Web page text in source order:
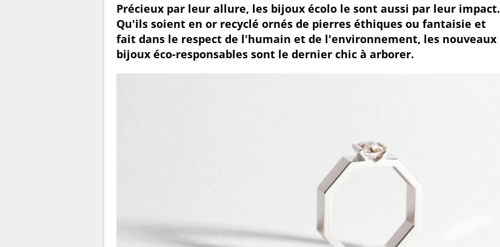
Précieux par leur allure, les bijoux écolo le sont aussi par leur impact.
Qu'ils soient en or recyclé ornés de pierres éthiques ou fantaisie et
fait dans le respect de l'humain et de l'environnement, les nouveaux
bijoux éco-responsables sont le dernier chic à arborer.